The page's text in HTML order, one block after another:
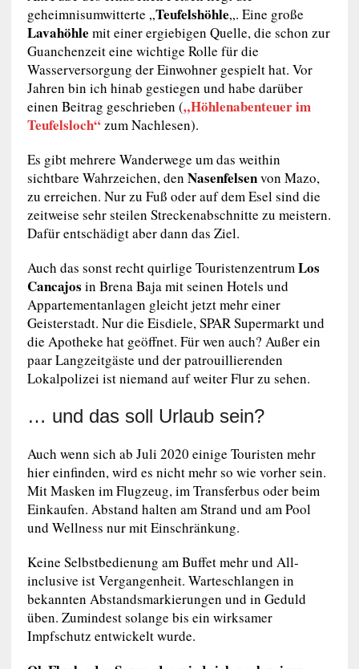
geheimnisumwitterte „Teufelshöhle„. Eine große
Lavahöhle mit einer ergiebigen Quelle, die schon zur
Guanchenzeit eine wichtige Rolle für die
Wasserversorgung der Einwohner gespielt hat. Vor
Jahren bin ich hinab gestiegen und habe darüber
einen Beitrag geschrieben („Höhlenabenteuer im
Teufelsloch“zum Nachlesen).
Es gibt mehrere Wanderwege um das weithin
sichtbare Wahrzeichen, den Nasenfelsenvon Mazo,
zu erreichen. Nur zu Fuß oder auf dem Esel sind die
zeitweise sehr steilen Streckenabschnitte zu meistern.
Dafür entschädigt aber dann das Ziel.
Auch das sonst recht quirlige TouristenzentrumLos
Cancajos in Brena Baja mit seinen Hotels und
Appartementanlagen gleicht jetzt mehr einer
Geisterstadt. Nur die Eisdiele, SPAR Supermarkt und
die Apotheke hat geöffnet. Für wen auch? Außer ein
paar Langzeitgäste und der patrouillierenden
Lokalpolizei ist niemand auf weiter Flur zu sehen.
… und das soll Urlaub sein?
Auch wenn sich ab Juli 2020 einige Touristen mehr
hier einfinden, wird es nicht mehr so wie vorher sein.
Mit Masken im Flugzeug, im Transferbus oder beim
Einkaufen. Abstand halten am Strand und am Pool
und Wellness nur mit Einschränkung.
Keine Selbstbedienung am Buffet mehr und All-
inclusive ist Vergangenheit. Warteschlangen in
bekannten Abstandsmarkierungen und in Geduld
üben. Zumindest solange bis ein wirksamer
Impfschutz entwickelt wurde.